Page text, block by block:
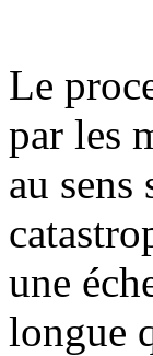
Le
par les
au
une
longue